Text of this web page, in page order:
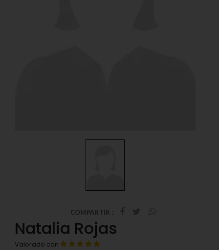
COMPARTIR :
Natalia Rojas
Valorado con